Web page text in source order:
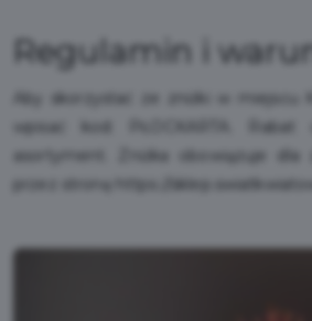
Regulamin i
Aby skorzystać ze zniżki w miejscu
wpisać kod: PŁOCKARTA. Rabat
asortyment. Zniżka obowiązuje dla
przez stronę https://